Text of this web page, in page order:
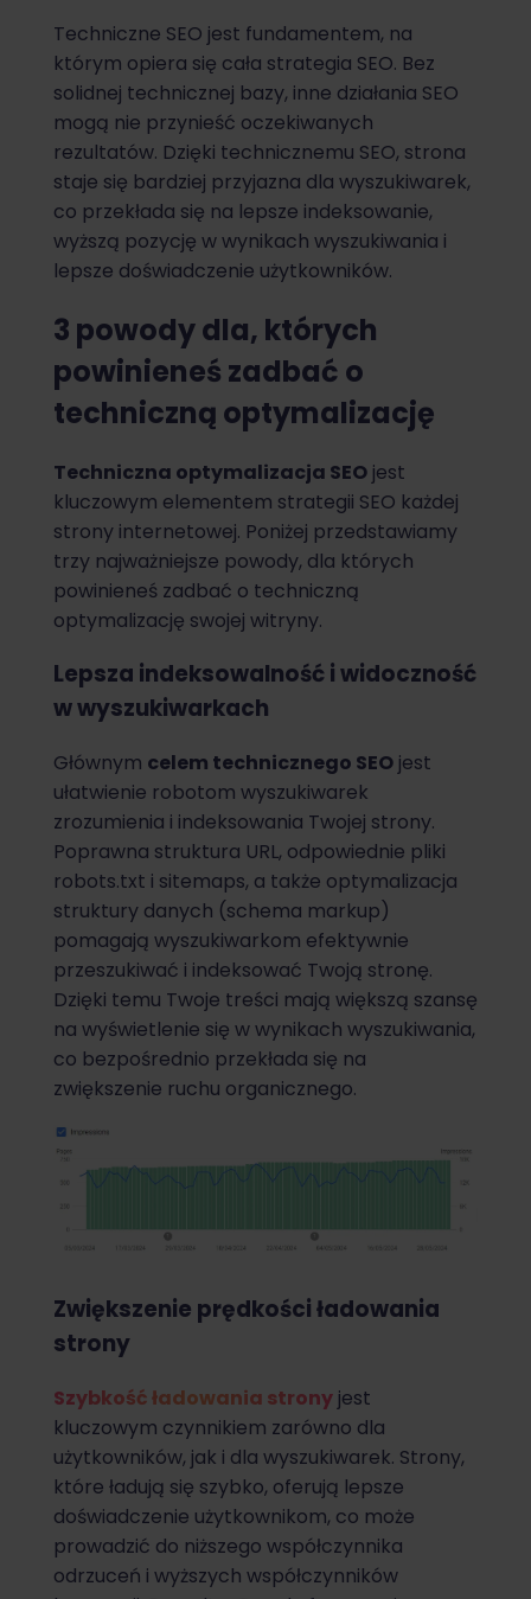
Techniczne SEO jest fundamentem, na
którym opiera się cała strategia SEO. Bez
solidnej technicznej bazy, inne działania SEO
mogą nie przynieść oczekiwanych
rezultatów. Dzięki technicznemu SEO, strona
staje się bardziej przyjazna dla wyszukiwarek,
co przekłada się na lepsze indeksowanie,
wyższą pozycję w wynikach wyszukiwania i
lepsze doświadczenie użytkowników.
3 powody dla, których
powinieneś zadbać o
techniczną optymalizację
Techniczna optymalizacja SEO jest
kluczowym elementem strategii SEO każdej
strony internetowej. Poniżej przedstawiamy
trzy najważniejsze powody, dla których
powinieneś zadbać o techniczną
optymalizację swojej witryny.
Lepsza indeksowalność i widoczność
w wyszukiwarkach
Głównym celem technicznego SEO jest
ułatwienie robotom wyszukiwarek
zrozumienia i indeksowania Twojej strony.
Poprawna struktura URL, odpowiednie pliki
robots.txt i sitemaps, a także optymalizacja
struktury danych (schema markup)
pomagają wyszukiwarkom efektywnie
przeszukiwać i indeksować Twoją stronę.
Dzięki temu Twoje treści mają większą szansę
na wyświetlenie się w wynikach wyszukiwania,
co bezpośrednio przekłada się na
zwiększenie ruchu organicznego.
Zwiększenie prędkości ładowania
strony
Szybkość ładowania strony jest
kluczowym czynnikiem zarówno dla
użytkowników, jak i dla wyszukiwarek. Strony,
które ładują się szybko, oferują lepsze
doświadczenie użytkownikom, co może
prowadzić do niższego współczynnika
odrzuceń i wyższych współczynników